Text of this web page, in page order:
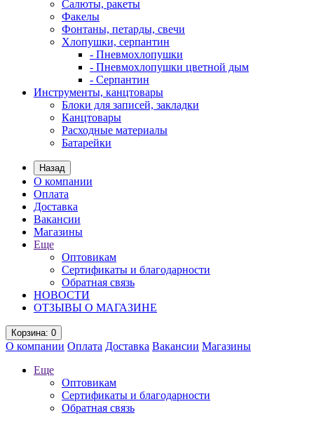
Салюты, ракеты
Факелы
Фонтаны, петарды, свечи
Хлопушки, серпантин
- Пневмохлопушки
- Пневмохлопушки цветной дым
- Серпантин
Инструменты, канцтовары
Блоки для записей, закладки
Канцтовары
Расходные материалы
Батарейки
Назад
О компании
Оплата
Доставка
Вакансии
Магазины
Еще
Оптовикам
Сертификаты и благодарности
Обратная связь
НОВОСТИ
ОТЗЫВЫ О МАГАЗИНЕ
Корзина: 0
О компании Оплата Доставка Вакансии Магазины
Еще
Оптовикам
Сертификаты и благодарности
Обратная связь